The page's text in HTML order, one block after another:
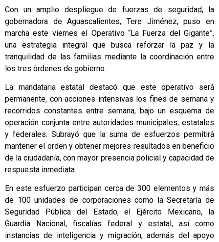
Con un amplio despliegue de fuerzas de seguridad, la
gobernadora de Aguascalientes, Tere Jiménez, puso en
marcha este viernes el Operativo “La Fuerza del Gigante”,
una estrategia integral que busca reforzar la paz y la
tranquilidad de las familias mediante la coordinación entre
los tres órdenes de gobierno.
La mandataria estatal destacó que este operativo será
permanente, con acciones intensivas los fines de semana y
recorridos constantes entre semana, bajo un esquema de
operación conjunta entre autoridades municipales, estatales
y federales. Subrayó que la suma de esfuerzos permitirá
mantener el orden y obtener mejores resultados en beneficio
de la ciudadanía, con mayor presencia policial y capacidad de
respuesta inmediata.
En este esfuerzo participan cerca de 300 elementos y más
de 100 unidades de corporaciones como la Secretaría de
Seguridad Pública del Estado, el Ejército Mexicano, la
Guardia Nacional, fiscalías federal y estatal, así como
instancias de inteligencia y migración, además del apoyo